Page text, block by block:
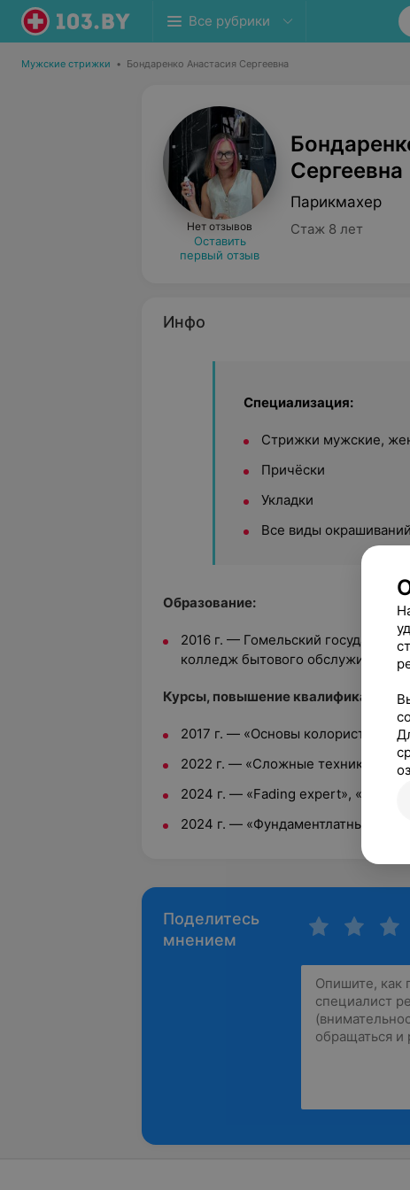
Все рубрики
Мужские стрижки • Бондаренко Анастасия Сергеевна
Нет отзывов
Оставить
первый отзыв
Сергеевна
Парикмахер
Стаж 8 лет
Инфо
Специализация:
Стрижки мужские,
Причёски
Укладки
Все виды окрашиваний
Образование:
2016 г. — Гомельский
колледж бытового обслуживания
Курсы, повышение квалификации:
2017 г. — «Основы колористики»,
2022 г. — «Сложные техники
2024 г. — «Fading expert»,
2024 г. — «Фундаментлатный
Поделитесь
мнением